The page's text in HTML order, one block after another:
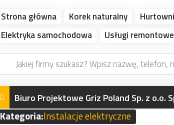
Strona główna Korek naturalny
Elektryka samochodowa
Usługi remontowe
Biuro Projektowe Griz Poland Sp. z o.o.
Kategoria:Instalacje elektryczne